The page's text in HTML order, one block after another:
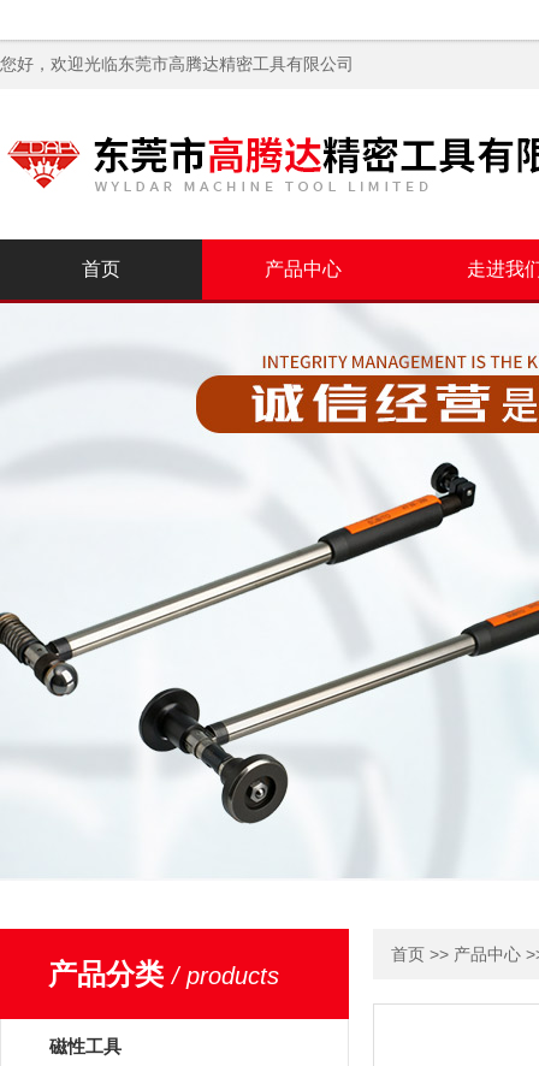
您好，欢迎光临东莞市高腾达精密工具有限公司
首页 产品中心 走进我
产品分类/ products
磁性工具
首页 >> 产品中心